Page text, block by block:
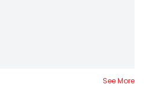
See More